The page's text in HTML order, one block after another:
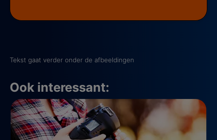
Tekst gaat verder onder de afbeeldingen
Ook interessant: